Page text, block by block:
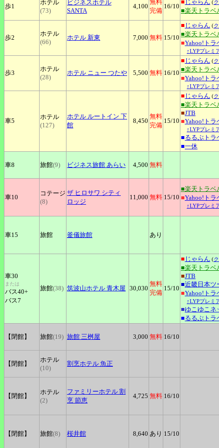
歩1
ホテル
(73)
ビジネスホテル
SANTA
4,100
無料
完備
16/10
■ じゃらん (
■楽天トラベ
歩2
ホテル
(66)
ホテル 新東 7,000 無料 15/10
■ じゃらん (
■楽天トラベ
■Yahoo!トラ
↑LYPプレミ
歩3
ホテル
(28)
ホテル ニュー つたや 5,500 無料 16/10
■ じゃらん (
■楽天トラベ
■Yahoo!トラ
↑LYPプレミ
車5
ホテル
(127)
ホテル ルートイン 下
館
8,450
無料
完備
15/10
■ じゃらん (
■楽天トラベ
■JTB
■Yahoo!トラ
↑LYPプレミ
■るるぶトラ
■一休
車8 旅館(9) ビジネス旅館 あらい 4,500 無料
車10
コテージ
(8)
ザ ヒロサワ シティ
ロッジ
11,000 無料 15/10
■楽天トラベ
■Yahoo!トラ
↑LYPプレミ
車15 旅館 釜儀旅館 あり
車30
または
バス40+
バス7
旅館(38) 筑波山ホテル 青木屋 30,030
無料
完備
15/10
■ じゃらん (
■楽天トラベ
■JTB
■近畿日本ツ
■Yahoo!トラ
↑LYPプレミ
■ゆこゆこネ
■るるぶトラ
【閉館】 旅館(19) 旅館 三桝屋 3,000 無料 16/10
【閉館】
ホテル
(10)
割烹ホテル 魚正
【閉館】
ホテル
(2)
ファミリーホテル 割
烹 節恵
4,725 無料 16/10
【閉館】 旅館(8) 桜井館 8,640 あり 15/10